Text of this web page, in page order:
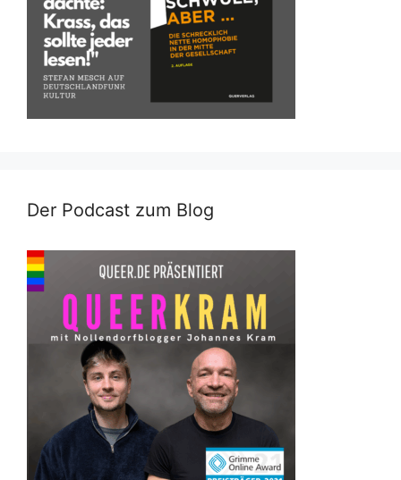
Der Podcast zum Blog